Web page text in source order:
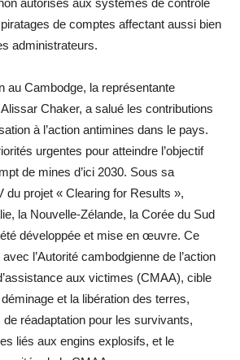
de comptes affectant aussi bien
administrateurs.
au Cambodge, la représentante
Chaker, a salué les contributions
à l’action antimines dans le pays.
urgentes pour atteindre l’objectif
de mines d’ici 2030. Sous sa
du projet « Clearing for Results »,
la Nouvelle-Zélande, la Corée du Sud
développée et mise en œuvre. Ce
l’Autorité cambodgienne de l’action
aux victimes (CMAA), cible
et la libération des terres,
de réadaptation pour les survivants,
liés aux engins explosifs, et le